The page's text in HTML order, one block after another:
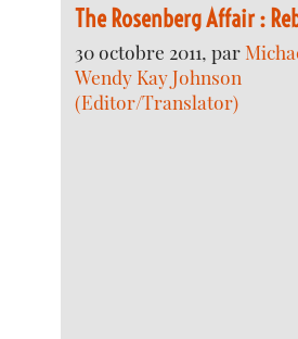
The Rosenberg Affair :
30 octobre 2011, par
Wendy Kay Johnson
(Editor/Translator)